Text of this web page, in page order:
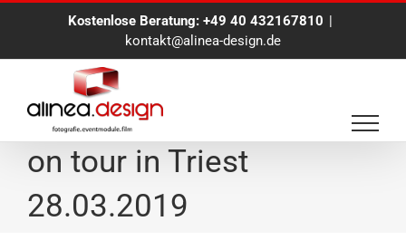
Kostenlose Beratung: +49 40 432167810 |
kontakt@alinea-design.de
Eventfotograf Hamburg
on tour in Triest
28.03.2019